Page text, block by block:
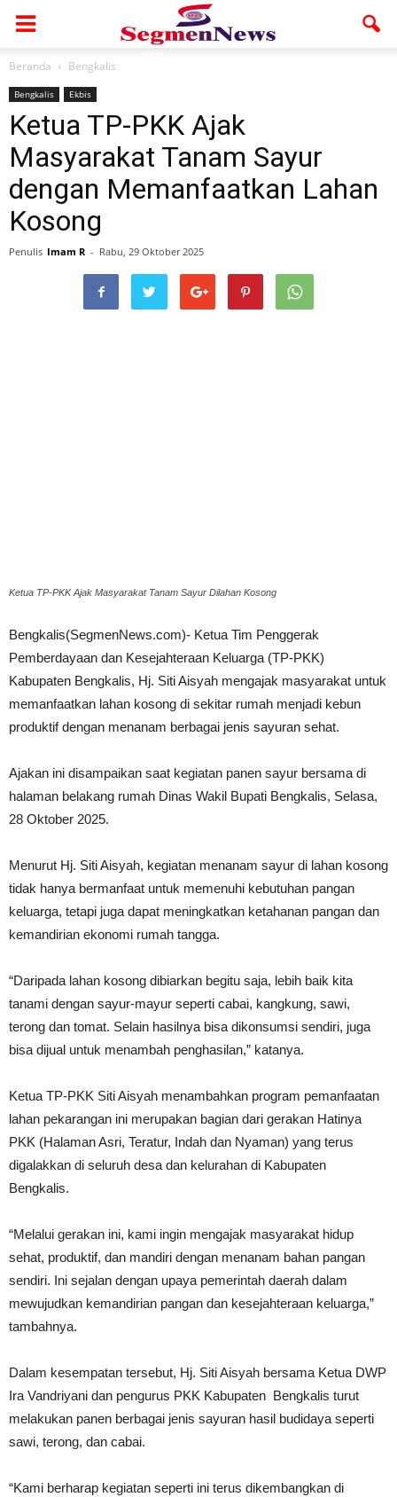
Beranda Bengkalis
Bengkalis Ekbis
Ketua TP-PKK Ajak
Masyarakat Tanam Sayur
dengan Memanfaatkan Lahan
Kosong
Penulis Imam R - Rabu, 29 Oktober 2025
Ketua TP-PKK Ajak Masyarakat Tanam Sayur Dilahan Kosong
Bengkalis(SegmenNews.com)- Ketua Tim Penggerak
Pemberdayaan dan Kesejahteraan Keluarga (TP-PKK)
Kabupaten Bengkalis, Hj. Siti Aisyah mengajak masyarakat untuk
memanfaatkan lahan kosong di sekitar rumah menjadi kebun
produktif dengan menanam berbagai jenis sayuran sehat.
Ajakan ini disampaikan saat kegiatan panen sayur bersama di
halaman belakang rumah Dinas Wakil Bupati Bengkalis, Selasa,
28 Oktober 2025.
Menurut Hj. Siti Aisyah, kegiatan menanam sayur di lahan kosong
tidak hanya bermanfaat untuk memenuhi kebutuhan pangan
keluarga, tetapi juga dapat meningkatkan ketahanan pangan dan
kemandirian ekonomi rumah tangga.
“Daripada lahan kosong dibiarkan begitu saja, lebih baik kita
tanami dengan sayur-mayur seperti cabai, kangkung, sawi,
terong dan tomat. Selain hasilnya bisa dikonsumsi sendiri, juga
bisa dijual untuk menambah penghasilan,” katanya.
Ketua TP-PKK Siti Aisyah menambahkan program pemanfaatan
lahan pekarangan ini merupakan bagian dari gerakan Hatinya
PKK (Halaman Asri, Teratur, Indah dan Nyaman) yang terus
digalakkan di seluruh desa dan kelurahan di Kabupaten
Bengkalis.
“Melalui gerakan ini, kami ingin mengajak masyarakat hidup
sehat, produktif, dan mandiri dengan menanam bahan pangan
sendiri. Ini sejalan dengan upaya pemerintah daerah dalam
mewujudkan kemandirian pangan dan kesejahteraan keluarga,”
tambahnya.
Dalam kesempatan tersebut, Hj. Siti Aisyah bersama Ketua DWP
Ira Vandriyani dan pengurus PKK Kabupaten Bengkalis turut
melakukan panen berbagai jenis sayuran hasil budidaya seperti
sawi, terong, dan cabai.
“Kami berharap kegiatan seperti ini terus dikembangkan di